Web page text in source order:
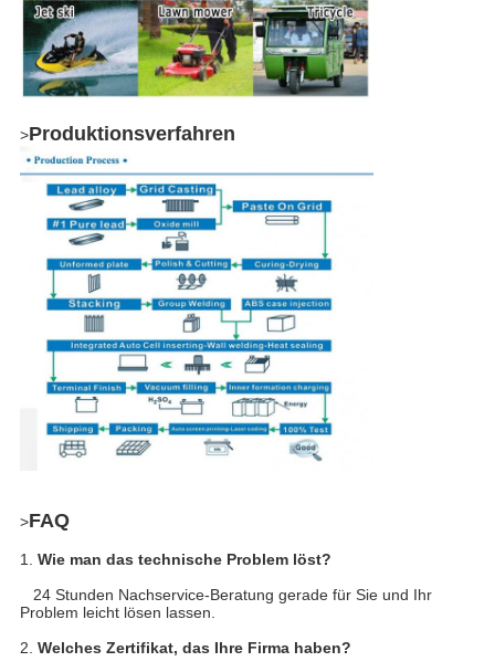
>Produktionsverfahren
>FAQ
1. Wie man das technische Problem löst?
24 Stunden Nachservice-Beratung gerade für Sie und Ihr
Problem leicht lösen lassen.
2. Welches Zertifikat, das Ihre Firma haben?